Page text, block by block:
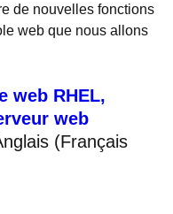
de nouvelles fonctions
web que nous allons
web RHEL,
web
(Français